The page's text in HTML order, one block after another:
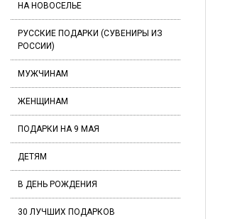
НА НОВОСЕЛЬЕ
РУССКИЕ ПОДАРКИ (СУВЕНИРЫ ИЗ
РОССИИ)
МУЖЧИНАМ
ЖЕНЩИНАМ
ПОДАРКИ НА 9 МАЯ
ДЕТЯМ
В ДЕНЬ РОЖДЕНИЯ
30 ЛУЧШИХ ПОДАРКОВ